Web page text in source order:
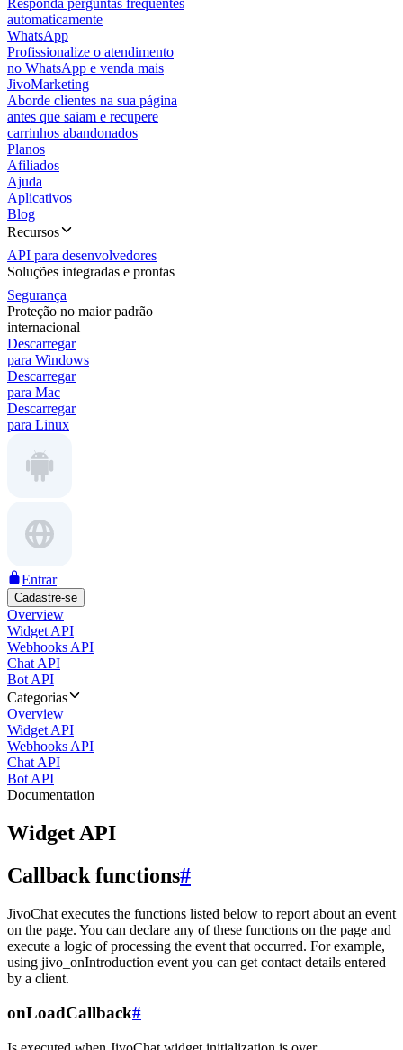
Responda perguntas frequentes
automaticamente
WhatsApp
Profissionalize o atendimento
no WhatsApp e venda mais
JivoMarketing
Aborde clientes na sua página
antes que saiam e recupere
carrinhos abandonados
Planos
Afiliados
Ajuda
Aplicativos
Blog
Recursos
API para desenvolvedores
Soluções integradas e prontas
Segurança
Proteção no maior padrão
internacional
Descarregar
para Windows
Descarregar
para Mac
Descarregar
para Linux
Entrar
Cadastre-se
Overview
Widget API
Webhooks API
Chat API
Bot API
Categorias
Overview
Widget API
Webhooks API
Chat API
Bot API
Documentation
Widget API
Callback functions#
JivoChat executes the functions listed below to report about an event
on the page. You can declare any of these functions on the page and
execute a logic of processing the event that occurred. For example,
using jivo_onIntroduction event you can get contact details entered
by a client.
onLoadCallback#